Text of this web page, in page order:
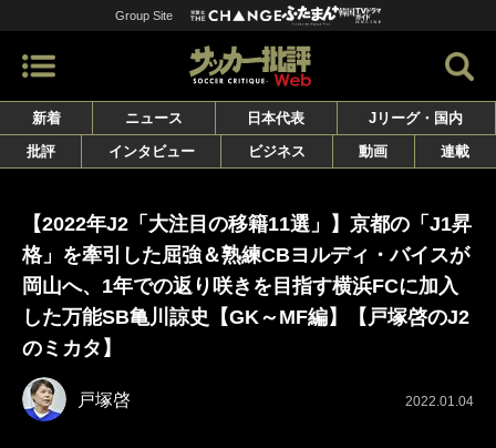
Group Site
新着 ニュース 日本代表
Jリーグ・国内
批評
インタビュー ビジネス 動画 連載
【2022年J2「大注目の移籍11選」】京都の「J1昇
格」を牽引した屈強＆熟練CBヨルディ・バイスが
岡山へ、1年での返り咲きを目指す横浜FCに加入
した万能SB亀川諒史【GK～MF編】【戸塚啓のJ2
のミカタ】
戸塚啓 2022.01.04